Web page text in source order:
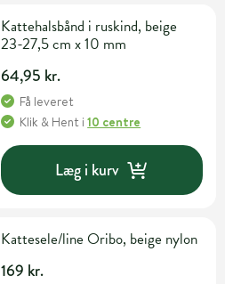
Kattehalsbånd i ruskind, beige
23-27,5 cm x 10 mm
64,95 kr.
Få leveret
Klik & Hent i10 centre
Læg i kurv
Kattesele/line Oribo, beige nylon
169 kr.